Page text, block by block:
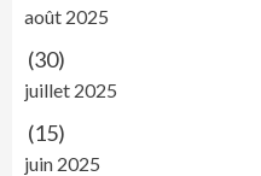
août 2025
(30)
juillet 2025
(15)
juin 2025